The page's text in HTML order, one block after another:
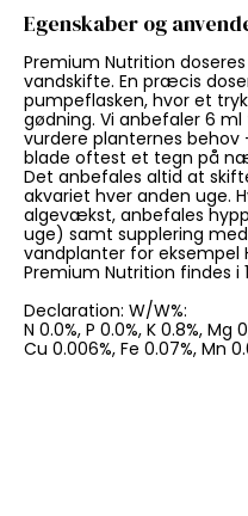
Egenskaber og
Premium Nutrition
vandskifte. En præcis
pumpeflasken, hvor et
gødning. Vi anbefaler 6
vurdere planternes behov
blade oftest et tegn på
Det anbefales altid at
akvariet hver anden uge.
algevækst, anbefales
uge) samt supplering
vandplanter for eksempel
Premium Nutrition findes i
Declaration: W/W%:
N 0.0%, P 0.0%, K 0.8%, Mg
Cu 0.006%, Fe 0.07%, Mn